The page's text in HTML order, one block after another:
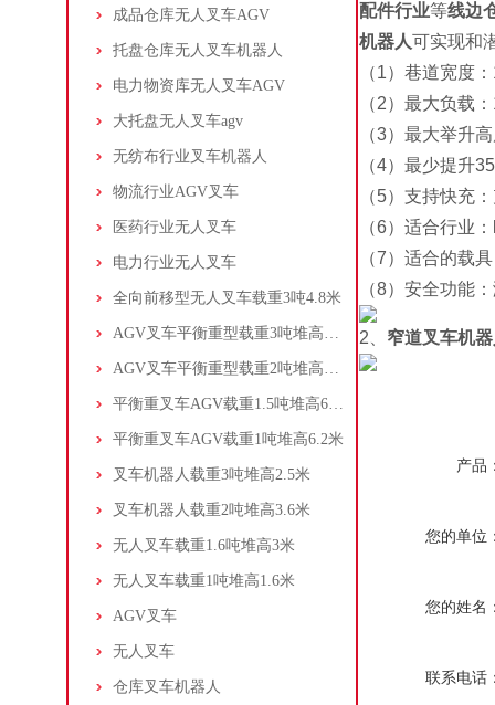
成品仓库无人叉车AGV
托盘仓库无人叉车机器人
电力物资库无人叉车AGV
大托盘无人叉车agv
无纺布行业叉车机器人
物流行业AGV叉车
医药行业无人叉车
电力行业无人叉车
全向前移型无人叉车载重3吨4.8米
AGV叉车平衡重型载重3吨堆高2米
AGV叉车平衡重型载重2吨堆高3米
平衡重叉车AGV载重1.5吨堆高6.2米
平衡重叉车AGV载重1吨堆高6.2米
叉车机器人载重3吨堆高2.5米
叉车机器人载重2吨堆高3.6米
无人叉车载重1.6吨堆高3米
无人叉车载重1吨堆高1.6米
AGV叉车
无人叉车
仓库叉车机器人
配件行业等线边
机器人可实现和
（1）巷道宽度
（2）最大负载
（3）最大举升
（4）最少提升
（5）支持快充
（6）适合行业：
（7）适合的载
（8）安全功能
2、 窄道叉车机
产品
您的单位
您的姓名
联系电话